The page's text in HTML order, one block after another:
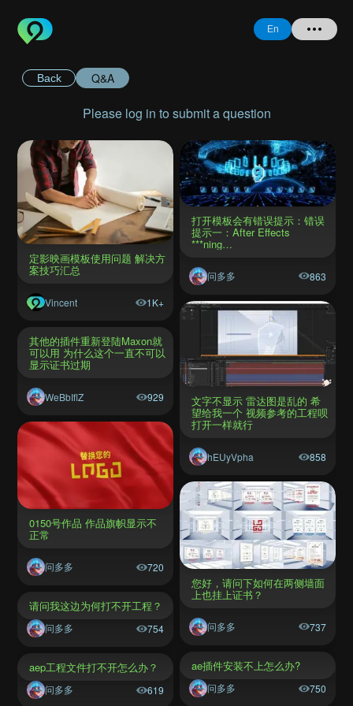
En
+ Question
Login
Register
Back Q&A
Please log in to submit a question
定影映画模板使用问题 ​解决方
案技巧汇总
Vincent 1K+
打开模板会有错误提示：错误
提示一：After Effects
***ning…
问多多 863
文字不显示 雷达图是乱的 希
望给我一个 视频参考的工程呗
打开一样就行
hEUyVpha 858
其他的插件重新登陆Maxon就
可以用 为什么这个一直不可以
显示证书过期
WeBbIflZ 929
0150号作品 作品旗帜显示不
正常
问多多 720
您好，请问下如何在两侧墙面
上也挂上证书？
问多多 737
请问我这边为何打不开工程？
问多多 754
ae插件安装不上怎么办?
问多多 750
aep工程文件打不开怎么办？
问多多 619